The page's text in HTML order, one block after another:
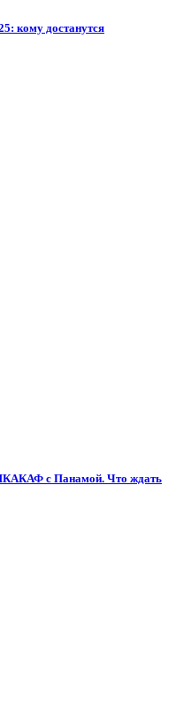
кому достанутся
с Панамой. Что ждать